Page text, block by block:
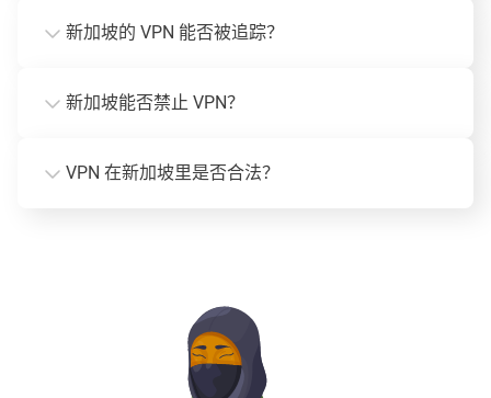
新加坡的 VPN 能否被追踪？
新加坡能否禁止 VPN？
VPN 在新加坡里是否合法？